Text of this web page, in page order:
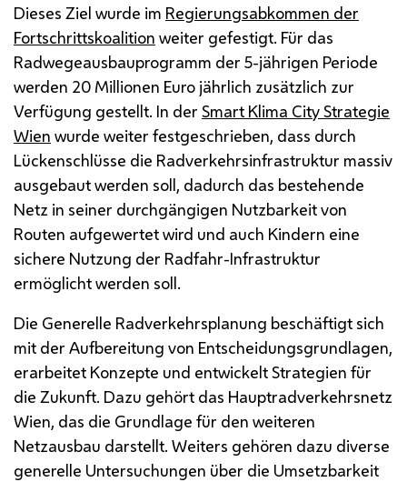
Dieses Ziel wurde im Regierungsabkommen der
Fortschrittskoalition weiter gefestigt. Für das
Radwegeausbauprogramm der 5-jährigen Periode
werden 20 Millionen Euro jährlich zusätzlich zur
Verfügung gestellt. In der Smart Klima CityStrategie
Wien wurde weiter festgeschrieben, dass durch
Lückenschlüsse die Radverkehrsinfrastruktur massiv
ausgebaut werden soll, dadurch das bestehende
Netz in seiner durchgängigen Nutzbarkeit von
Routen aufgewertet wird und auch Kindern eine
sichere Nutzung der Radfahr-Infrastruktur
ermöglicht werden soll.
Die Generelle Radverkehrsplanung beschäftigt sich
mit der Aufbereitung von Entscheidungsgrundlagen,
erarbeitet Konzepte und entwickelt Strategien für
die Zukunft. Dazu gehört das Hauptradverkehrsnetz
Wien, das die Grundlage für den weiteren
Netzausbau darstellt. Weiters gehören dazu diverse
generelle Untersuchungen über die Umsetzbarkeit